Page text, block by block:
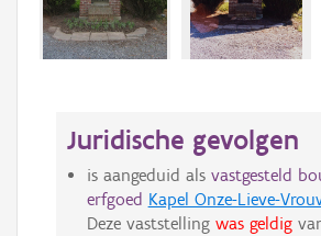
Juridische gevolgen
is aangeduid als vastgesteld
erfgoed Kapel Onze-Lieve-
Deze vaststelling was geldig